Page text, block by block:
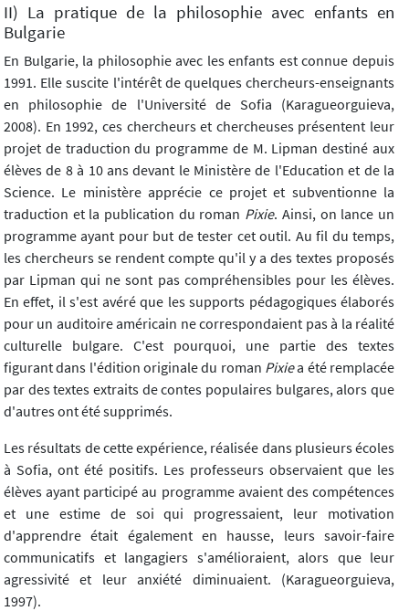
II) La pratique de la philosophie avec enfants en
Bulgarie
En Bulgarie, la philosophie avec les enfants est connue depuis
1991. Elle suscite l'intérêt de quelques chercheurs-enseignants
en philosophie de l'Université de Sofia (Karagueorguieva,
2008). En 1992, ces chercheurs et chercheuses présentent leur
projet de traduction du programme de M. Lipman destiné aux
élèves de 8 à 10 ans devant le Ministère de l'Education et de la
Science. Le ministère apprécie ce projet et subventionne la
traduction et la publication du roman Pixie. Ainsi, on lance un
programme ayant pour but de tester cet outil. Au fil du temps,
les chercheurs se rendent compte qu'il y a des textes proposés
par Lipman qui ne sont pas compréhensibles pour les élèves.
En effet, il s'est avéré que les supports pédagogiques élaborés
pour un auditoire américain ne correspondaient pas à la réalité
culturelle bulgare. C'est pourquoi, une partie des textes
figurant dans l'édition originale du roman Pixiea été remplacée
par des textes extraits de contes populaires bulgares, alors que
d'autres ont été supprimés.
Les résultats de cette expérience, réalisée dans plusieurs écoles
à Sofia, ont été positifs. Les professeurs observaient que les
élèves ayant participé au programme avaient des compétences
et une estime de soi qui progressaient, leur motivation
d'apprendre était également en hausse, leurs savoir-faire
communicatifs et langagiers s'amélioraient, alors que leur
agressivité et leur anxiété diminuaient. (Karagueorguieva,
1997).